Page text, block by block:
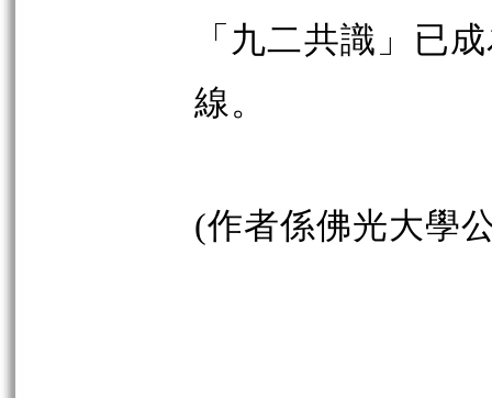
「九二共識」已
線。
(作者係佛光大學